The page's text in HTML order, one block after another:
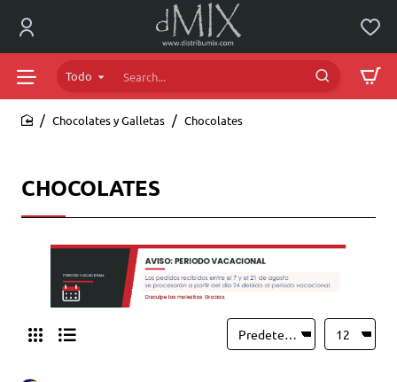
Todo
Search...
home
Chocolates y Galletas Chocolates
CHOCOLATES